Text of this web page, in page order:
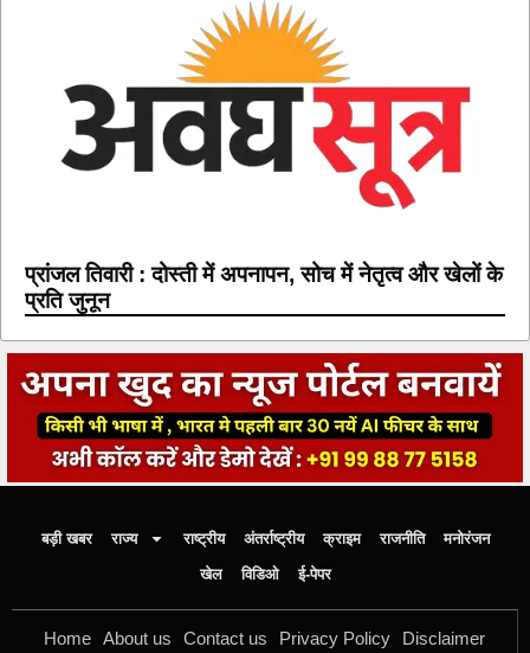
प्रांजल तिवारी : दोस्ती में अपनापन, सोच में नेतृत्व और खेलों के
प्रति जुनून
बड़ी खबर राज्य राष्ट्रीय अंतर्राष्ट्रीय क्राइम राजनीति
मनोरंजन
खेल
विडिओ ई-पेपर
Home About us Contact us Privacy Policy Disclaimer